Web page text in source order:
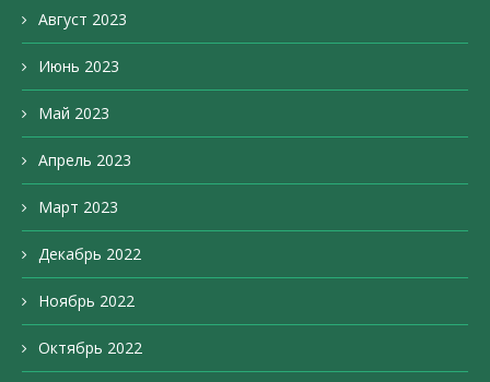
Август 2023
Июнь 2023
Май 2023
Апрель 2023
Март 2023
Декабрь 2022
Ноябрь 2022
Октябрь 2022